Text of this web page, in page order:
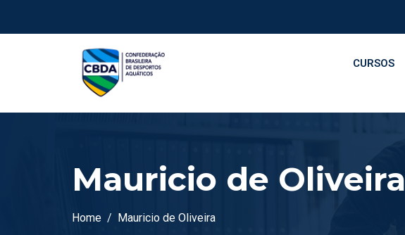
CURSOS
Mauricio de Oliveira
Home Mauricio de Oliveira